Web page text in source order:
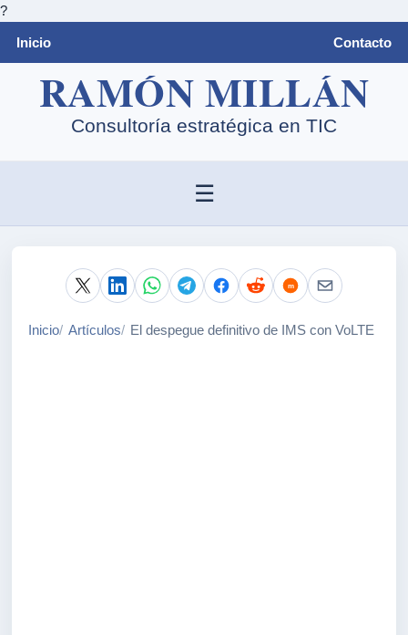
?
Inicio Contacto
☰
Inicio Artículos El despegue definitivo de IMS con VoLTE